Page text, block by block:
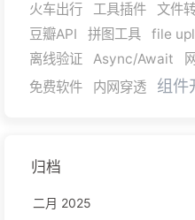
火车出行
工具插件 文件
豆瓣API
拼图工具 file
离线验证
Async/Await
免费软件
内网穿透 组件
归档
二月 2025